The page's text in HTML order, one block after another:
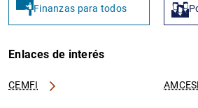
Finanzas para todos
Enlaces de interés
CEMFI